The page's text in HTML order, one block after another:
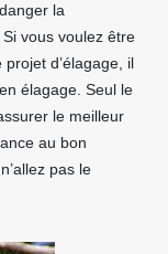
la
vous voulez être
d’élagage, il
élagage. Seul le
le meilleur
au bon
pas le